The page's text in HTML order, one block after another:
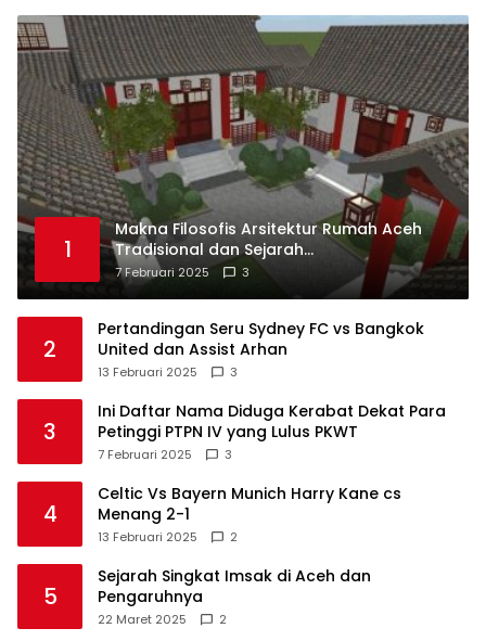
1
Makna Filosofis Arsitektur Rumah Aceh
Tradisional dan Sejarah
Perkembangannya
7 Februari 2025 3
2
Pertandingan Seru Sydney FC vs Bangkok
United dan Assist Arhan
13 Februari 2025 3
3
Ini Daftar Nama Diduga Kerabat Dekat Para
Petinggi PTPN IV yang Lulus PKWT
7 Februari 2025 3
4
Celtic Vs Bayern Munich Harry Kane cs
Menang 2-1
13 Februari 2025 2
5
Sejarah Singkat Imsak di Aceh dan
Pengaruhnya
22 Maret 2025 2